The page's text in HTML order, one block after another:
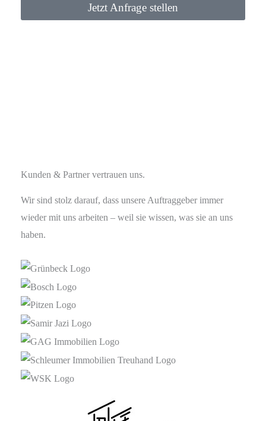
Jetzt Anfrage stellen
Kunden & Partner vertrauen uns.
Wir sind stolz darauf, dass unsere Auftraggeber immer
wieder mit uns arbeiten – weil sie wissen, was sie an uns
haben.